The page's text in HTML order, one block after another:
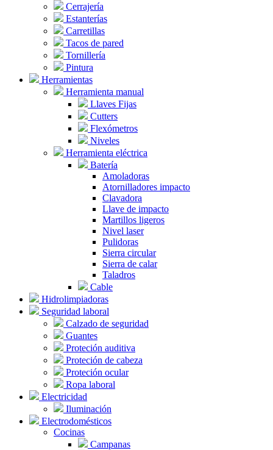
Cerrajería
Estanterías
Carretillas
Tacos de pared
Tornillería
Pintura
Herramientas
Herramienta manual
Llaves Fijas
Cutters
Flexómetros
Niveles
Herramienta eléctrica
Batería
Amoladoras
Atornilladores impacto
Clavadora
Llave de impacto
Martillos ligeros
Nivel laser
Pulidoras
Sierra circular
Sierra de calar
Taladros
Cable
Hidrolimpiadoras
Seguridad laboral
Calzado de seguridad
Guantes
Proteción auditiva
Proteción de cabeza
Proteción ocular
Ropa laboral
Electricidad
Iluminación
Electrodomésticos
Cocinas
Campanas